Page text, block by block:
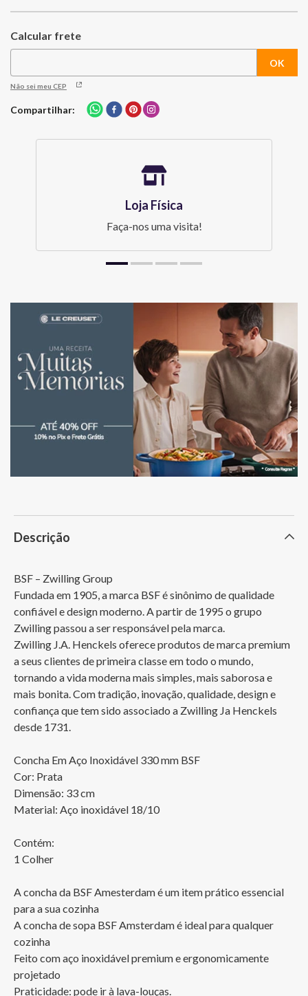
Não sei meu CEP
Compartilhar
Loja Física
Faça-nos uma visita!
Descrição
BSF – Zwilling Group
Fundada em 1905, a marca BSF é sinônimo de qualidade
confiável e design moderno. A partir de 1995 o grupo
Zwilling passou a ser responsável pela marca.
Zwilling J.A. Henckels oferece produtos de marca premium
a seus clientes de primeira classe em todo o mundo,
tornando a vida moderna mais simples, mais saborosa e
mais bonita. Com tradição, inovação, qualidade, design e
confiança que tem sido associado a Zwilling Ja Henckels
desde 1731.
Concha Em Aço Inoxidável 330 mm BSF
Cor: Prata
Dimensão: 33 cm
Material: Aço inoxidável 18/10
Contém:
1 Colher
A concha da BSF Amesterdam é um item prático essencial
para a sua cozinha
A concha de sopa BSF Amsterdam é ideal para qualquer
cozinha
Feito com aço inoxidável premium e ergonomicamente
projetado
Praticidade: pode ir à lava-louças.